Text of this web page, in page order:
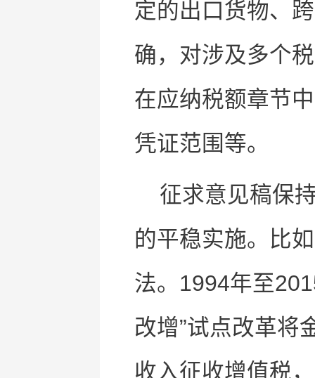
定的出口货物、
确，对涉及多个
在应纳税额章节
凭证范围等。
征求意见稿保
的平稳实施。比
法。1994年至
改增”试点改革将
收入征收增值税